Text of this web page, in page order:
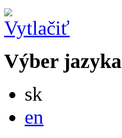
Výber jazyka
sk
en